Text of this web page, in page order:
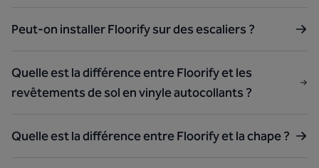
Peut-on installer Floorify sur des escaliers ?
Quelle est la différence entre Floorify et les
revêtements de sol en vinyle autocollants ?
Quelle est la différence entre Floorify et la chape ?